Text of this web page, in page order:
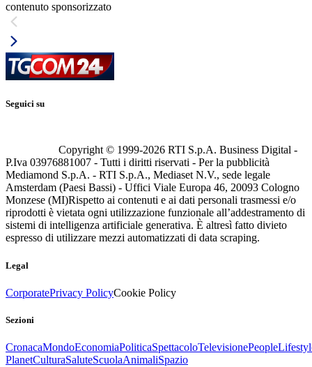
contenuto sponsorizzato
Seguici su
Copyright © 1999-2026 RTI S.p.A. Business Digital -
P.Iva 03976881007 - Tutti i diritti riservati - Per la pubblicità
Mediamond S.p.A. - RTI S.p.A., Mediaset N.V., sede legale
Amsterdam (Paesi Bassi) - Uffici Viale Europa 46, 20093 Cologno
Monzese (MI)Rispetto ai contenuti e ai dati personali trasmessi e/o
riprodotti è vietata ogni utilizzazione funzionale all’addestramento di
sistemi di intelligenza artificiale generativa. È altresì fatto divieto
espresso di utilizzare mezzi automatizzati di data scraping.
Legal
CorporatePrivacy PolicyCookie Policy
Sezioni
CronacaMondoEconomiaPoliticaSpettacoloTelevisionePeople
PlanetCulturaSaluteScuolaAnimaliSpazio